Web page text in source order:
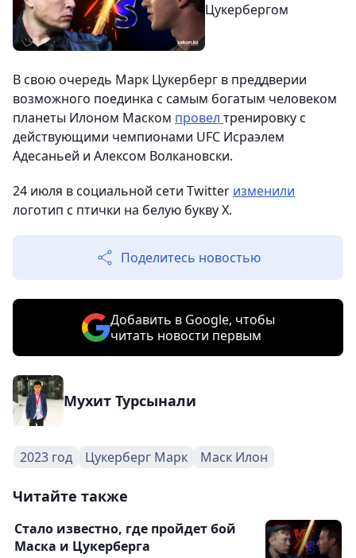
Цукербергом
В свою очередь Марк Цукерберг в преддверии
возможного поединка с самым богатым человеком
планеты Илоном Маском провел тренировку с
действующими чемпионами UFC Исраэлем
Адесаньей и Алексом Волкановски.
24 июля в социальной сети Twitter изменили
логотип с птички на белую букву X.
Поделитесь новостью
Добавить в Google, чтобы
читать новости первым
Мухит Турсынали
2023 год Цукерберг Марк Маск Илон
Читайте также
Стало известно, где пройдет бой
Маска и Цукерберга